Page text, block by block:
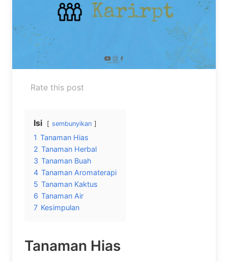
Rate this post
Isi sembunyikan
1 Tanaman Hias
2 Tanaman Herbal
3 Tanaman Buah
4 Tanaman Aromaterapi
5 Tanaman Kaktus
6 Tanaman Air
7 Kesimpulan
Tanaman Hias